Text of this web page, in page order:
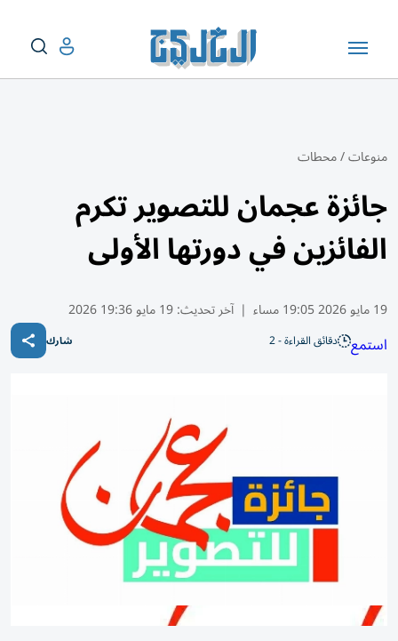
منوعات/محطات
جائزة عجمان للتصوير تكرم
الفائزين في دورتها الأولى
19 مايو 2026 19:05 مساء | آخر تحديث:19 مايو 19:36 2026
استمع دقائق القراءة - 2 شارك